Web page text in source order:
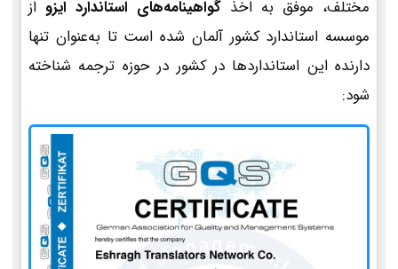
مختلف، موفق به اخذ گواهینامه‌های استاندارد ایزو از
موسسه استاندارد کشور آلمان شده است تا به‌عنوان تنها
دارنده این استانداردها در کشور در حوزه ترجمه شناخته
شود: